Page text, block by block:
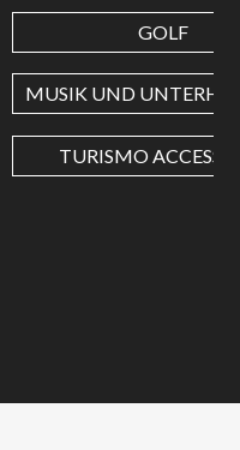
GOLF
MUSIK UND
TURISMO